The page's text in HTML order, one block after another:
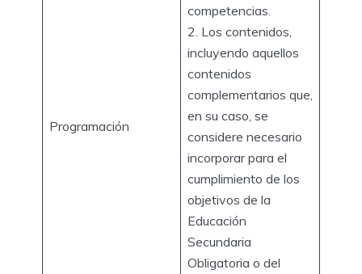
Programación
competencias.
2. Los contenidos,
incluyendo aquellos
contenidos
complementarios que,
en su caso, se
considere necesario
incorporar para el
cumplimiento de los
objetivos de la
Educación
Secundaria
Obligatoria o del